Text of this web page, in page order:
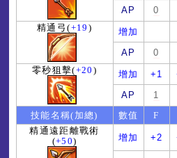
AP
0
精通弓(+19 )
增加
AP
0
零秒狙擊(+20 ) 增加 +1
AP
1
技能名稱(加總)
數值
F
精通遠距離戰術
(+50) 增加 +2